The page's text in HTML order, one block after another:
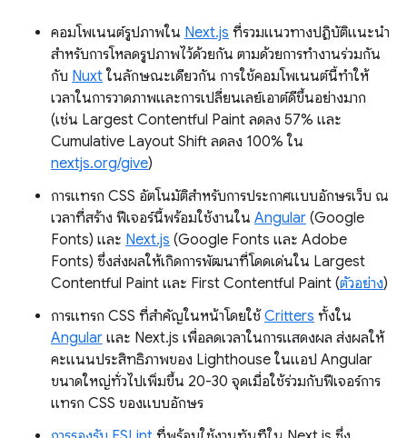
คอมโพเนนต์รูปภาพใน Next.js ที่รวมแนวทางปฏิบัติแนะนำ
สำหรับการโหลดรูปภาพไว้ด้วยกัน ตามด้วยการทำงานร่วมกัน
กับ Nuxt ในลักษณะเดียวกัน การใช้คอมโพเนนต์นี้ทำให้
เวลาในการวาดภาพและการเปลี่ยนเลย์เอาต์ดีขึ้นอย่างมาก
(เช่น Largest Contentful Paint ลดลง 57% และ
Cumulative Layout Shift ลดลง 100% ใน
nextjs.org/give)
การแทรก CSS อัตโนมัติสำหรับการประกาศแบบอักษรเว็บ ณ
เวลาที่สร้าง ฟีเจอร์นี้พร้อมใช้งานใน Angular (Google
Fonts) และ Next.js (Google Fonts และ Adobe
Fonts) ซึ่งส่งผลให้เกิดการพัฒนาที่โดดเด่นใน Largest
Contentful Paint และ First Contentful Paint (ตัวอย่าง)
การแทรก CSS ที่สําคัญในหน้าโดยใช้ Critters ทั้งใน
Angular และ Next.js เพื่อลดเวลาในการแสดงผล ส่งผลให้
คะแนนประสิทธิภาพของ Lighthouse ในแอป Angular
ขนาดใหญ่ทั่วไปเพิ่มขึ้น 20-30 จุดเมื่อใช้ร่วมกับฟีเจอร์การ
แทรก CSS ของแบบอักษร